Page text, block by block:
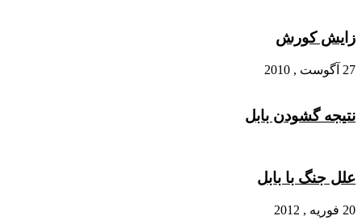
زایش کورش
27 آگوست , 2010
نتیجه گشودن بابل
علل جنگ با بابل
20 فوریه , 2012